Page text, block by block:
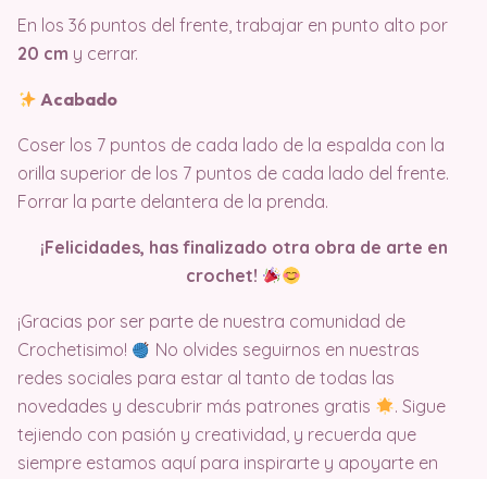
En los 36 puntos del frente, trabajar en punto alto por
20 cm y cerrar.
Acabado
Coser los 7 puntos de cada lado de la espalda con la
orilla superior de los 7 puntos de cada lado del frente.
Forrar la parte delantera de la prenda.
¡Felicidades, has finalizado otra obra de arte en
crochet!
¡Gracias por ser parte de nuestra comunidad de
Crochetisimo!
No olvides seguirnos en nuestras
redes sociales para estar al tanto de todas las
novedades y descubrir más patrones gratis
. Sigue
tejiendo con pasión y creatividad, y recuerda que
siempre estamos aquí para inspirarte y apoyarte en